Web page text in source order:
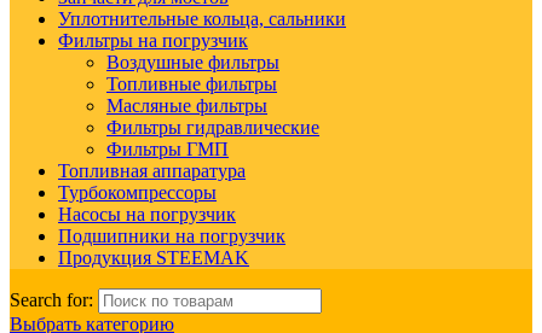
Уплотнительные кольца, сальники
Фильтры на погрузчик
Воздушные фильтры
Топливные фильтры
Масляные фильтры
Фильтры гидравлические
Фильтры ГМП
Топливная аппаратура
Турбокомпрессоры
Насосы на погрузчик
Подшипники на погрузчик
Продукция STEEMAK
Search for:
Выбрать категорию